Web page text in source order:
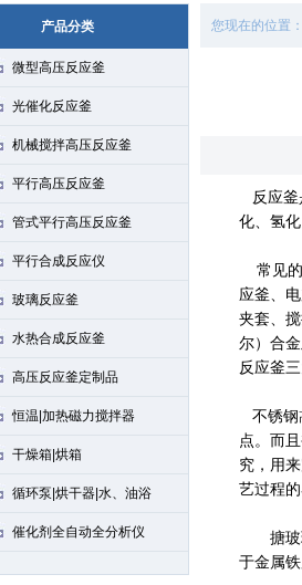
产品分类
微型高压反应釜
光催化反应釜
机械搅拌高压反应釜
平行高压反应釜
管式平行高压反应釜
平行合成反应仪
玻璃反应釜
水热合成反应釜
高压反应釜定制品
恒温|加热磁力搅拌器
干燥箱|烘箱
循环泵|烘干器|水、油浴
催化剂全自动全分析仪
您现在的位置
反应釜
化、氢
常见的
应釜、
夹套、
尔）合
反应釜
不锈钢
点。而
究，用
艺过程
搪玻璃
于金属